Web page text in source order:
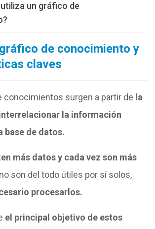
un gráfico de
de conocimiento y
claves
conocimientos surgen a partir de la
la información
base de datos.
más datos y cada vez son más
son del todo útiles por sí solos,
procesarlos.
el principal objetivo de estos